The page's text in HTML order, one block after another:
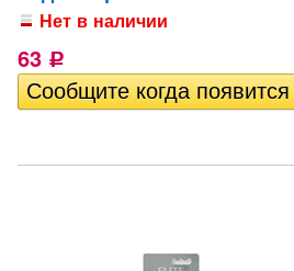
Нет в наличии
63 Р